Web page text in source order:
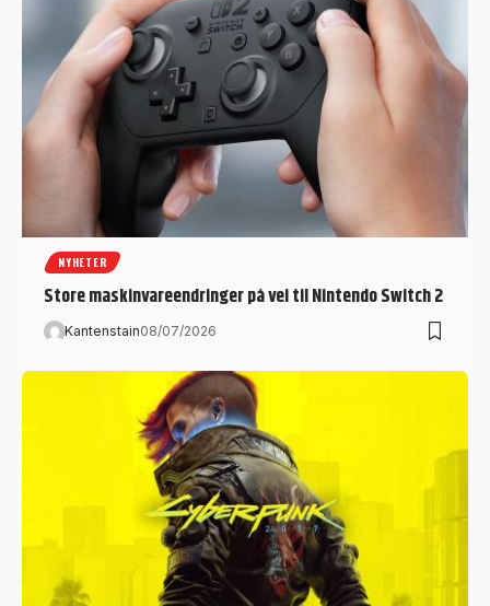
NYHETER
Store maskinvareendringer på vei til Nintendo Switch 2
Kantenstain08/07/2026